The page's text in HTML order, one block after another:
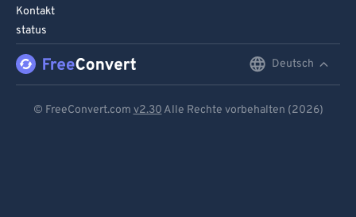
Kontakt
status
Deutsch
© FreeConvert.com v2.30 Alle Rechte vorbehalten (2026)